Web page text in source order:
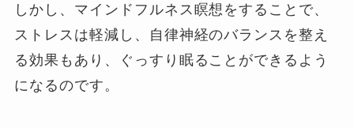
しかし、マインドフルネス瞑想をすることで、
ストレスは軽減し、自律神経のバランスを整え
る効果もあり、ぐっすり眠ることができるよう
になるのです。